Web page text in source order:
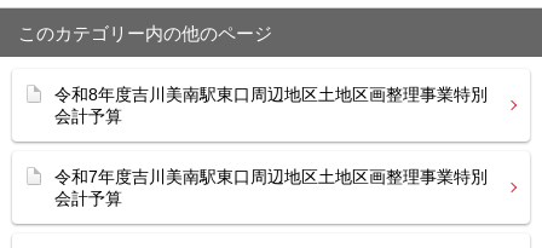
このカテゴリー内の他のページ
令和8年度吉川美南駅東口周辺地区土地区画整理事業特別
会計予算
令和7年度吉川美南駅東口周辺地区土地区画整理事業特別
会計予算